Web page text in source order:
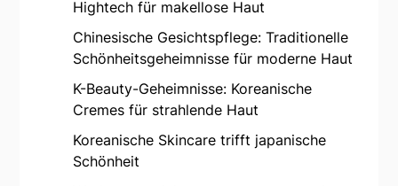
Hightech für makellose Haut
Chinesische Gesichtspflege: Traditionelle
Schönheitsgeheimnisse für moderne Haut
K-Beauty-Geheimnisse: Koreanische
Cremes für strahlende Haut
Koreanische Skincare trifft japanische
Schönheit